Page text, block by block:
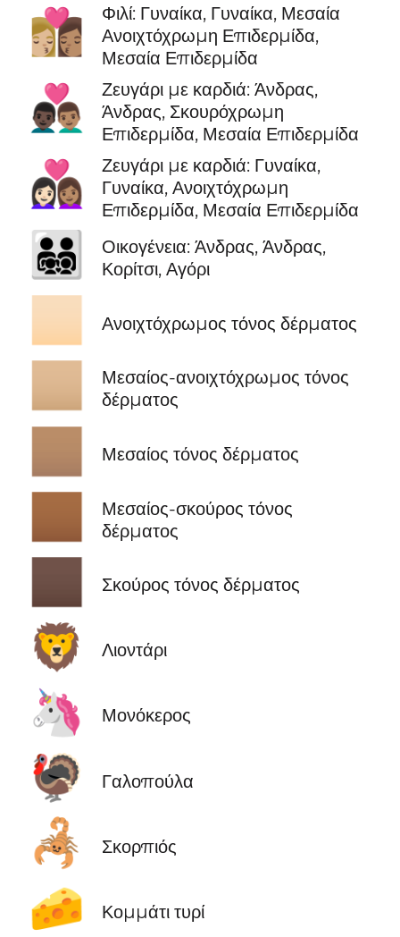
👩🏼‍❤️‍💋‍👩🏽
Φιλί: Γυναίκα, Γυναίκα, Μεσαία
Ανοιχτόχρωμη Επιδερμίδα,
Μεσαία Επιδερμίδα
👨🏿‍❤️‍👨🏽
Ζευγάρι με καρδιά: Άνδρας,
Άνδρας, Σκουρόχρωμη
Επιδερμίδα, Μεσαία Επιδερμίδα
👩🏻‍❤️‍👩🏽
Ζευγάρι με καρδιά: Γυναίκα,
Γυναίκα, Ανοιχτόχρωμη
Επιδερμίδα, Μεσαία Επιδερμίδα
👨‍👨‍👧‍👦
Οικογένεια: Άνδρας, Άνδρας,
Κορίτσι, Αγόρι
Ανοιχτόχρωμος τόνος δέρματος
Μεσαίος-ανοιχτόχρωμος τόνος
δέρματος
Μεσαίος τόνος δέρματος
Μεσαίος-σκούρος τόνος
δέρματος
Σκούρος τόνος δέρματος
🦁 Λιοντάρι
🦄 Μονόκερος
🦃 Γαλοπούλα
🦂 Σκορπιός
🧀 Κομμάτι τυρί